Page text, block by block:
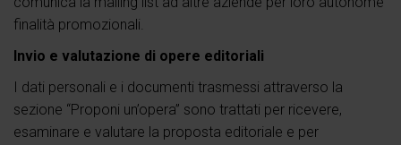
finalità promozionali.
Invio e valutazione di opere editoriali
I dati personali e i documenti trasmessi attraverso la
sezione “Proponi un’opera” sono trattati per ricevere,
esaminare e valutare la proposta editoriale e per